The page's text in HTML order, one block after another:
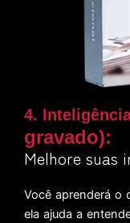
4.
gravado):
Melhore suas
Você aprenderá o
ela ajuda a